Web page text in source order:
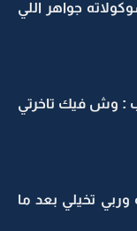
جواهر اللي
: وش فيك تاخرتي
تخيلي بعد ما